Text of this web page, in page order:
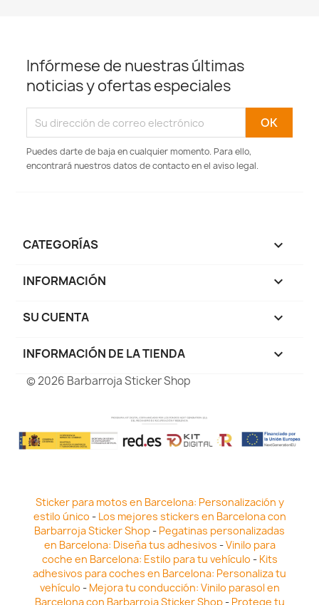
Infórmese de nuestras últimas
noticias y ofertas especiales
Puedes darte de baja en cualquier momento. Para ello,
encontrará nuestros datos de contacto en el aviso legal.
CATEGORÍAS 
INFORMACIÓN 
SU CUENTA 
INFORMACIÓN DE LA TIENDA keyboard_arrow_down
© 2026 Barbarroja Sticker Shop
Sticker para motos en Barcelona: Personalización y
estilo único - Los mejores stickers en Barcelona con
Barbarroja Sticker Shop- Pegatinas personalizadas
en Barcelona: Diseña tus adhesivos -Vinilo para
coche en Barcelona: Estilo para tu vehículo - Kits
adhesivos para coches en Barcelona: Personaliza tu
vehículo - Mejora tu conducción: Vinilo parasol en
Barcelona con Barbarroja Sticker Shop- Protege tu